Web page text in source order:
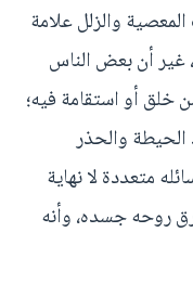
والزلل علامة
غير أن بعض الناس
أو استقامة فيه؛
والحذر
متعددة لا نهاية
روحه جسده، وأنه